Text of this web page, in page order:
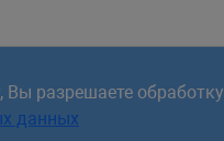
разрешаете обработку
данных